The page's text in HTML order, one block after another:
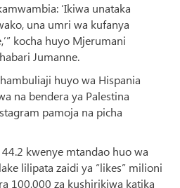
‘Ikiwa unataka
una umri wa kufanya
kocha huyo Mjerumani
Jumanne.
huyo wa Hispania
na bendera ya Palestina
pamoja na picha
kwenye mtandao huo wa
lilipata zaidi ya “likes” milioni
100,000 za kushirikiwa katika